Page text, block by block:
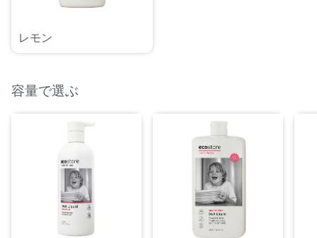
レモン
容量で選ぶ